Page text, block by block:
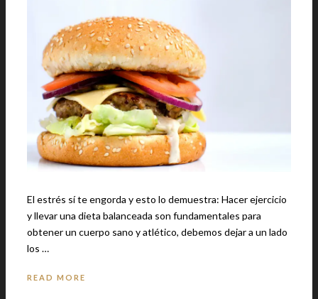
El estrés sí te engorda y esto lo demuestra: Hacer ejercicio
y llevar una dieta balanceada son fundamentales para
obtener un cuerpo sano y atlético, debemos dejar a un lado
los …
READ MORE